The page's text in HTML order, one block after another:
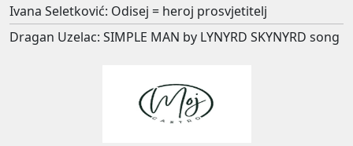
Ivana Seletković: Odisej = heroj prosvjetitelj
Dragan Uzelac: SIMPLE MAN by LYNYRD SKYNYRD song